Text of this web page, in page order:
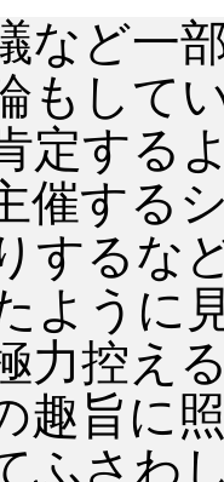
など一
もして
定する
催する
するな
ように
力控え
趣旨に
ふさわ